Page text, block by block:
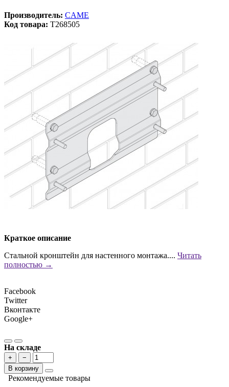
Производитель: CAME
Код товара: T268505
Краткое описание
Стальной кронштейн для настенного монтажа.... Читать
полностью →
Facebook
Twitter
Вконтакте
Google+
На складе
+
−
В корзину
Рекомендуемые товары